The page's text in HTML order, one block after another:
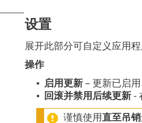
设置
展开此部分可自定义应用
操作
• 启用更新– 更新已启用
• 回滚并禁用后续更新-
谨慎使用直至吊销